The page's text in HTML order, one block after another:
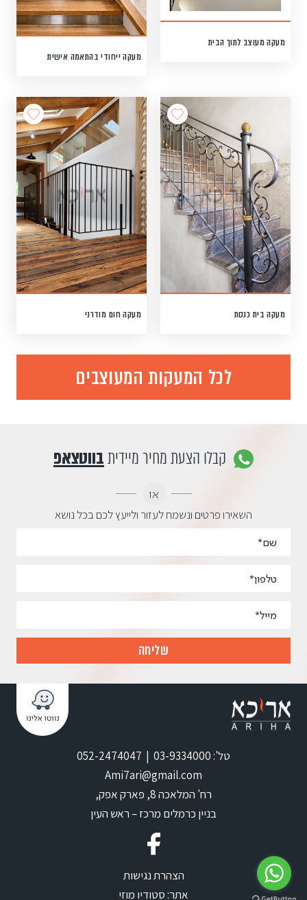
מעקה מעוצב לתוך הבית
מעקה ייחודי בהתאמה אישית
מעקה בית כנסת מעקה חום מודרני
לכל המעקות המעוצבים
קבלו הצעת מחיר מיידיתבווטצאפ
או
השאירו פרטים ונשמח לעזור ולייעץ לכם בכל נושא
טל': 03-9334000 | 052-2474047
Ami7ari@gmail.com
רח' המלאכה 8, פארק אפק,
בניין כרמלים מרכז – ראש העין
הצהרת נגישות
אתר:סטודיו מוזי